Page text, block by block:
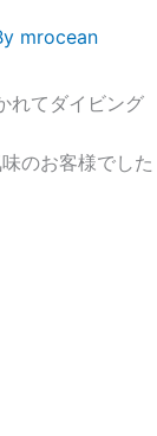
mrocean
れてダイビング
のお客様でした